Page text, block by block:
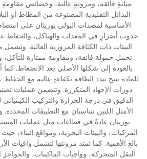
متانةٍ فائقة، ومرونةٍ عالية، وخصائص مقاومةٍ
البدائل التقليدية المصنوعة من المطاط أو
الأساسية لمصدات البولي يوريثان على
حدوث أضرارٍ في المعدات والهياكل، والحفاظ
البيئات ذات الكثافة المرورية العالية. وتشمل
تحمل حمولة فائقة، ومقاومة ممتازة
بالعودة إلى شكلها الأصلي بعد الانضغاط. كما
للمادة تتيح تبدد الطاقة بكفاءةٍ عالية مع
دورات الإجهاد المتكررة. وتتضمن عمليات
الدقيق في درجة الحرارة والتركيب الكيميائي
الأمثل اللتين تتناسبان مع التطبيقات
يوريثان عادةً في قطاعات مثل عمليات
المركبات، والبيئات البحرية، ومواقع البناء،
بالغ الأهمية. كما تمتد مرونتها لتشمل واقيات
النقل المتحركة، وواقيات الماكينات، والحواجز